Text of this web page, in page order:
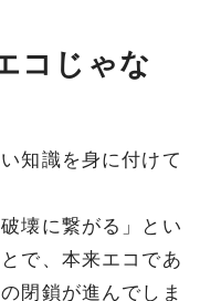
コじゃな
知識を身に付けて
壊に繋がる」とい
で、本来エコであ
閉鎖が進んでしま